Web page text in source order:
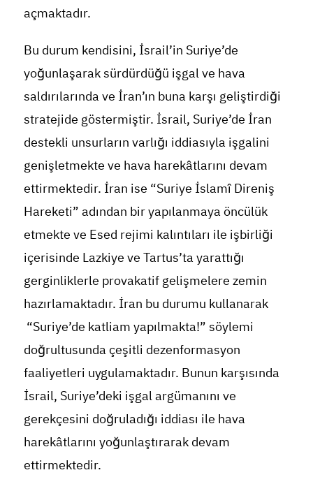
açmaktadır.
Bu durum kendisini, İsrail’in Suriye’de
yoğunlaşarak sürdürdüğü işgal ve hava
saldırılarında ve İran’ın buna karşı geliştirdiği
stratejide göstermiştir. İsrail, Suriye’de İran
destekli unsurların varlığı iddiasıyla işgalini
genişletmekte ve hava harekâtlarını devam
ettirmektedir. İran ise “Suriye İslamî Direniş
Hareketi” adından bir yapılanmaya öncülük
etmekte ve Esed rejimi kalıntıları ile işbirliği
içerisinde Lazkiye ve Tartus’ta yarattığı
gerginliklerle provakatif gelişmelere zemin
hazırlamaktadır. İran bu durumu kullanarak
“Suriye’de katliam yapılmakta!” söylemi
doğrultusunda çeşitli dezenformasyon
faaliyetleri uygulamaktadır. Bunun karşısında
İsrail, Suriye’deki işgal argümanını ve
gerekçesini doğruladığı iddiası ile hava
harekâtlarını yoğunlaştırarak devam
ettirmektedir.